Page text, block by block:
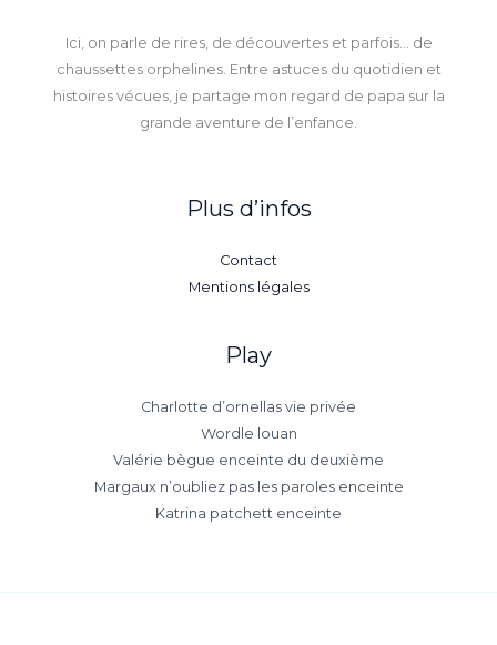
Ici, on parle de rires, de découvertes et parfois… de
chaussettes orphelines. Entre astuces du quotidien et
histoires vécues, je partage mon regard de papa sur la
grande aventure de l’enfance.
Plus d’infos
Contact
Mentions légales
Play
Charlotte d’ornellas vie privée
Wordle louan
Valérie bègue enceinte du deuxième
Margaux n’oubliez pas les paroles enceinte
Katrina patchett enceinte